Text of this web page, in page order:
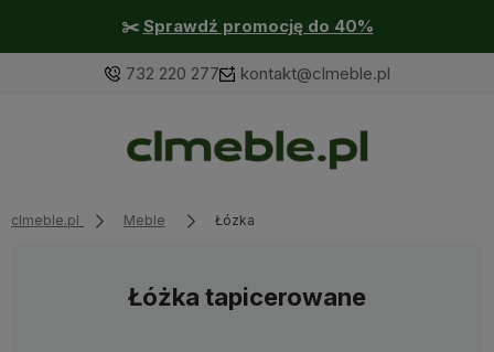
✂️ Sprawdź promocję do 40%
732 220 277 kontakt@clmeble.pl
clmeble.pl Meble Łózka
Łóżka tapicerowane